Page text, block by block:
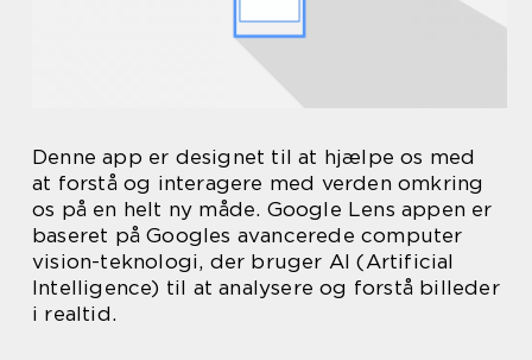
Denne app er designet til at hjælpe os med
at forstå og interagere med verden omkring
os på en helt ny måde. Google Lens appen er
baseret på Googles avancerede computer
vision-teknologi, der bruger AI (Artificial
Intelligence) til at analysere og forstå billeder
i realtid.